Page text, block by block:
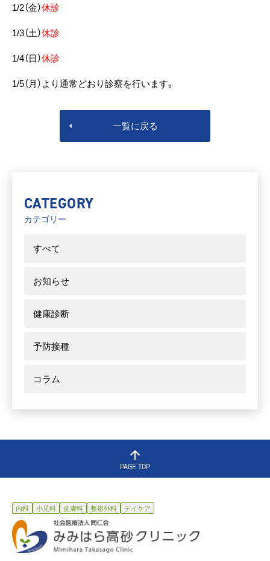
1/2（金）休診
1/3（土）休診
1/4（日）休診
1/5（月）より通常どおり診察を行います。
一覧に戻る
CATEGORY
カテゴリー
すべて
お知らせ
健康診断
予防接種
コラム
PAGE TOP
内科 小児科 皮膚科 整形外科 デイケア